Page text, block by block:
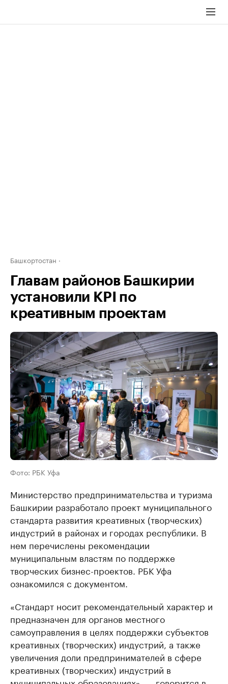
Башкортостан
Главам районов Башкирии
установили KPI по
креативным проектам
Фото: РБК Уфа
Министерство предпринимательства и туризма
Башкирии разработало проект муниципального
стандарта развития креативных (творческих)
индустрий в районах и городах республики. В
нем перечислены рекомендации
муниципальным властям по поддержке
творческих бизнес-проектов. РБК Уфа
ознакомился с документом.
«Стандарт носит рекомендательный характер и
предназначен для органов местного
самоуправления в целях поддержки субъектов
креативных (творческих) индустрий, а также
увеличения доли предпринимателей в сфере
креативных (творческих) индустрий в